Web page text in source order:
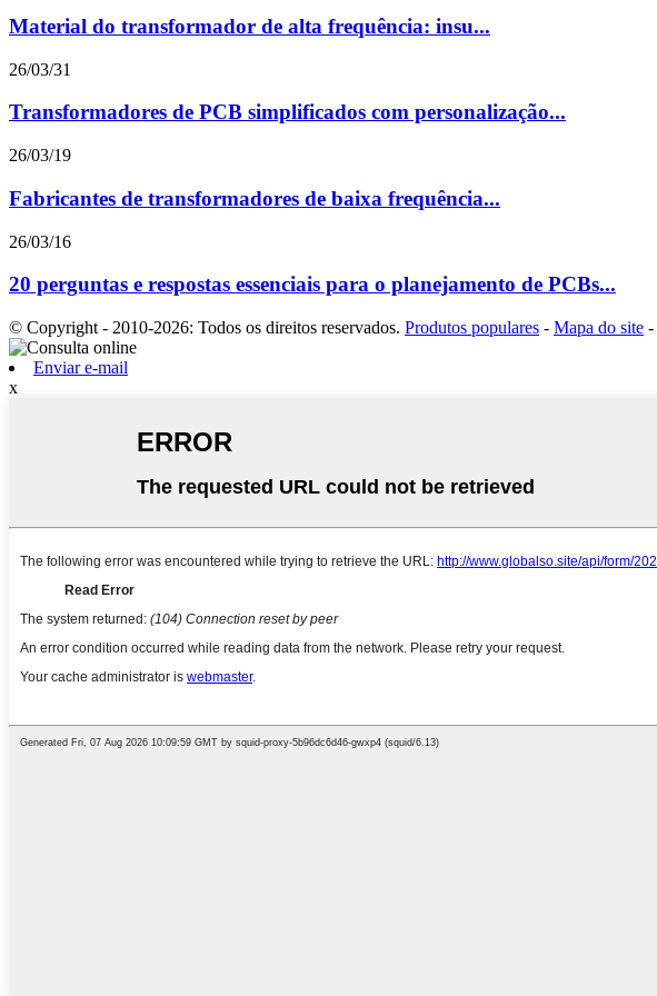
Material do transformador de alta frequência: insu...
26/03/31
Transformadores de PCB simplificados com personalização...
26/03/19
Fabricantes de transformadores de baixa frequência...
26/03/16
20 perguntas e respostas essenciais para o planejamento de PCBs...
© Copyright - 2010-2026: Todos os direitos reservados. Produtos populares - Mapa do site -
Enviar e-mail
x